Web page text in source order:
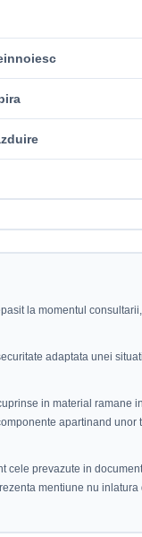
la momentul
adaptata unei
in material ramane
apartinand
cele prevazute in
mentiune nu